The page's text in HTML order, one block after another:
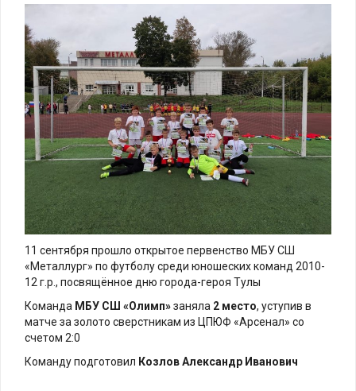
11 сентября прошло открытое первенство МБУ СШ
«Металлург» по футболу среди юношеских команд 2010-
12 г.р., посвящённое дню города-героя Тулы
Команда МБУ СШ «Олимп»заняла 2 место, уступив в
матче за золото сверстникам из ЦПЮФ «Арсенал» со
счетом 2:0
Команду подготовил Козлов Александр Иванович